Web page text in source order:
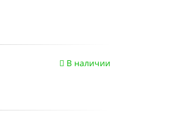
В наличии